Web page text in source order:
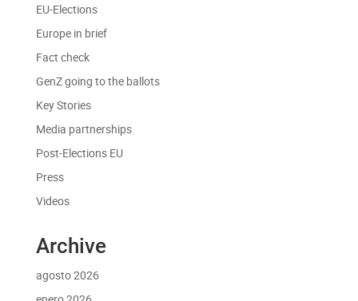
EU-Elections
Europe in brief
Fact check
GenZ going to the ballots
Key Stories
Media partnerships
Post-Elections EU
Press
Videos
Archive
agosto 2026